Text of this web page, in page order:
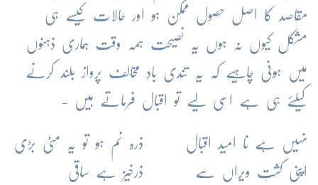
مقاصد کا اصل حصول ممکن ہو اور حالات کیسے ہی
مشکل کیوں نہ ہوں یہ نصیحت ہمہ وقت ہماری ذہنوں
میں ہونی چاہیے کہ یہ تندی بادِ مخالف پرواز بلند کرنے
کیلئے ہی ہے اسی لیے تو اقبال فرماتے ہیں -
نہیں ہے نا امید اقبال
اپنی کشتِ ویراں سے
ذرہ نم ہو تو یہ مٹی بڑی
ذرخیز ہے ساقی